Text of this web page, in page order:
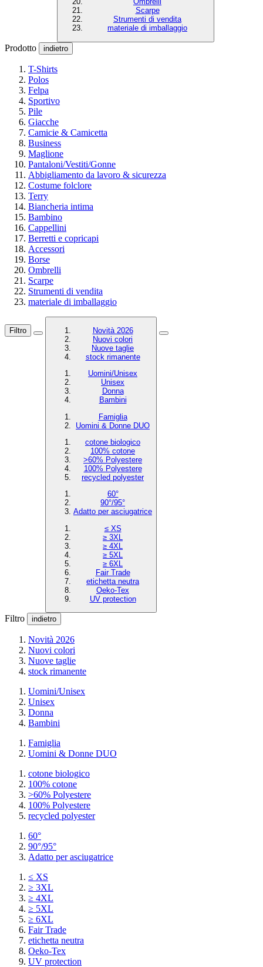
Scarpe
Strumenti di vendita
materiale di imballaggio
Prodotto indietro
T-Shirts
Polos
Felpa
Sportivo
Pile
Giacche
Camicie & Camicetta
Business
Maglione
Pantaloni/Vestiti/Gonne
Abbigliamento da lavoro & sicurezza
Costume folclore
Terry
Biancheria intima
Bambino
Cappellini
Berretti e copricapi
Accessori
Borse
Ombrelli
Scarpe
Strumenti di vendita
materiale di imballaggio
Filtro
Novità 2026
Nuovi colori
Nuove taglie
stock rimanente
Uomini/Unisex
Unisex
Donna
Bambini
Famiglia
Uomini & Donne DUO
cotone biologico
100% cotone
>60% Polyestere
100% Polyestere
recycled polyester
60°
90°/95°
Adatto per asciugatrice
≤ XS
≥ 3XL
≥ 4XL
≥ 5XL
≥ 6XL
Fair Trade
etichetta neutra
Oeko-Tex
UV protection
Filtro indietro
Novità 2026
Nuovi colori
Nuove taglie
stock rimanente
Uomini/Unisex
Unisex
Donna
Bambini
Famiglia
Uomini & Donne DUO
cotone biologico
100% cotone
>60% Polyestere
100% Polyestere
recycled polyester
60°
90°/95°
Adatto per asciugatrice
≤ XS
≥ 3XL
≥ 4XL
≥ 5XL
≥ 6XL
Fair Trade
etichetta neutra
Oeko-Tex
UV protection